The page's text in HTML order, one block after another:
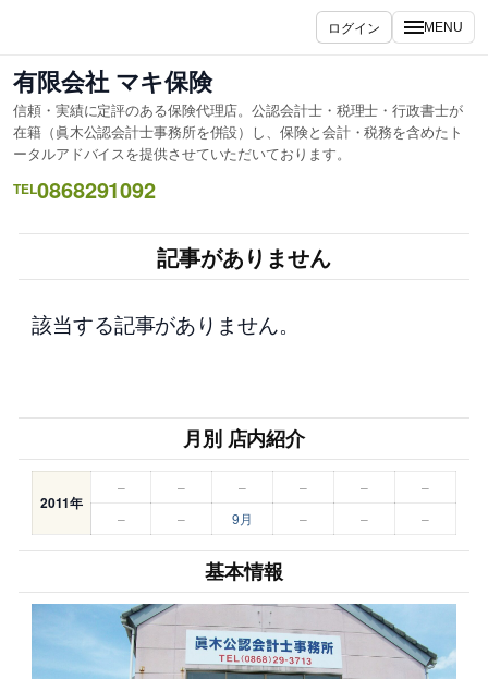
を
ス
キ
ッ
ログイン MENU
有限会社 マキ保険
信頼・実績に定評のある保険代理店。公認会計士・税理士・行政書士が
在籍（眞木公認会計士事務所を併設）し、保険と会計・税務を含めたト
ータルアドバイスを提供させていただいております。
TEL0868291092
記事がありません
該当する記事がありません。
月別 店内紹介
2011年
– – – – –
–
–
– 9月 – – –
基本情報